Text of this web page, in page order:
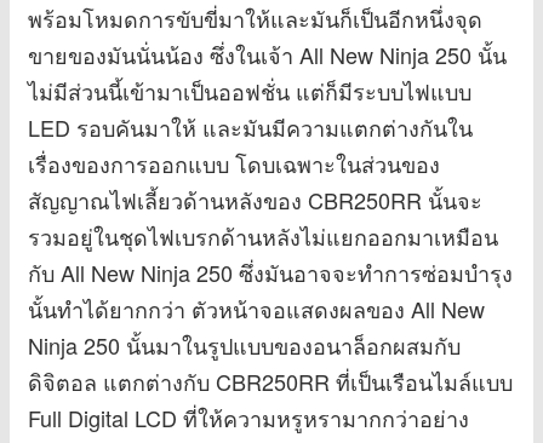
พร้อมโหมดการขับขี่มาให้และมันก็เป็นอีกหนึ่งจุด
ขายของมันนั่นน้อง ซึ่งในเจ้า All New Ninja 250 นั้น
ไม่มีส่วนนี้เข้ามาเป็นออฟชั่น แต่ก็มีระบบไฟแบบ
LED รอบคันมาให้ และมันมีความแตกต่างกันใน
เรื่องของการออกแบบ โดบเฉพาะในส่วนของ
สัญญาณไฟเลี้ยวด้านหลังของ CBR250RR นั้นจะ
รวมอยู่ในชุดไฟเบรกด้านหลังไม่แยกออกมาเหมือน
กับ All New Ninja 250 ซึ่งมันอาจจะทำการซ่อมบำรุง
นั้นทำได้ยากกว่า ตัวหน้าจอแสดงผลของ All New
Ninja 250 นั้นมาในรูปแบบของอนาล็อกผสมกับ
ดิจิตอล แตกต่างกับ CBR250RR ที่เป็นเรือนไมล์แบบ
Full Digital LCD ที่ให้ความหรูหรามากกว่าอย่าง